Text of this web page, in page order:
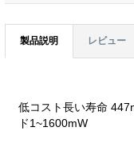
製品説明 レビュー
低コスト長い寿命
ド1~1600mW